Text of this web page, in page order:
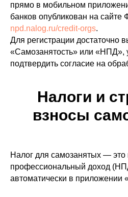
прямо в мобильном
банков опубликован на
npd.nalog.ru/credit-orgs.
Для регистрации достаточно
«Самозанятость» или «НПД»,
подтвердить согласие на
Налоги и
взносы
Налог для самозанятых — это
профессиональный доход
автоматически в приложении